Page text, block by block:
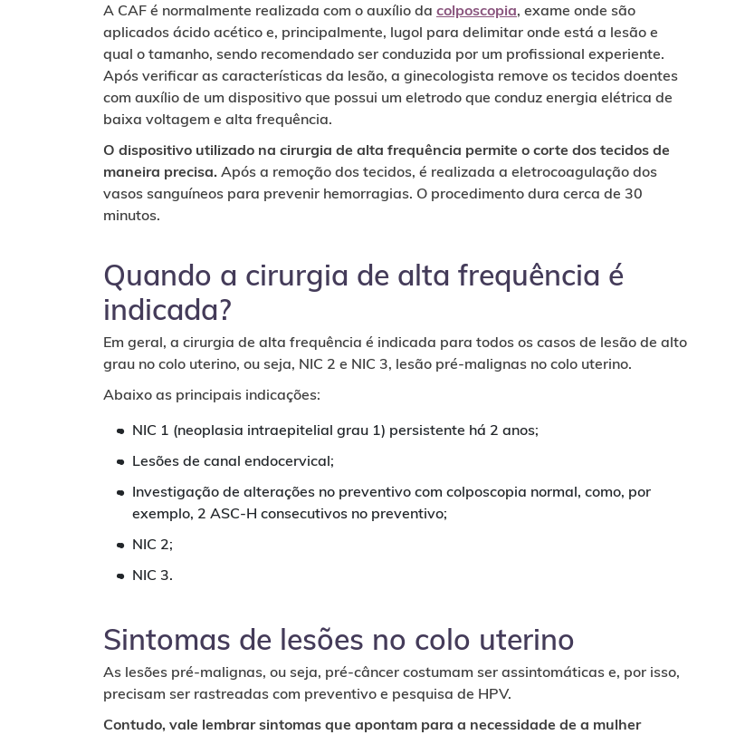
A CAF é normalmente realizada com o auxílio da colposcopia, exame onde são
aplicados ácido acético e, principalmente, lugol para delimitar onde está a lesão e
qual o tamanho, sendo recomendado ser conduzida por um profissional experiente.
Após verificar as características da lesão, a ginecologista remove os tecidos doentes
com auxílio de um dispositivo que possui um eletrodo que conduz energia elétrica de
baixa voltagem e alta frequência.
O dispositivo utilizado na cirurgia de alta frequência permite o corte dos tecidos de
maneira precisa. Após a remoção dos tecidos, é realizada a eletrocoagulação dos
vasos sanguíneos para prevenir hemorragias. O procedimento dura cerca de 30
minutos.
Quando a cirurgia de alta frequência é
indicada?
Em geral, a cirurgia de alta frequência é indicada para todos os casos de lesão de alto
grau no colo uterino, ou seja, NIC 2 e NIC 3, lesão pré-malignas no colo uterino.
Abaixo as principais indicações:
NIC 1 (neoplasia intraepitelial grau 1) persistente há 2 anos;
Lesões de canal endocervical;
Investigação de alterações no preventivo com colposcopia normal, como, por
exemplo, 2 ASC-H consecutivos no preventivo;
NIC 2;
NIC 3.
Sintomas de lesões no colo uterino
As lesões pré-malignas, ou seja, pré-câncer costumam ser assintomáticas e, por isso,
precisam ser rastreadas com preventivo e pesquisa de HPV.
Contudo, vale lembrar sintomas que apontam para a necessidade de a mulher